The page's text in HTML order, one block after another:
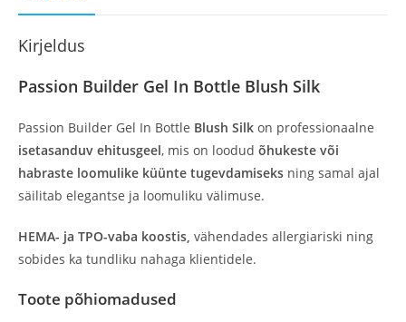
Kirjeldus
Passion Builder Gel In Bottle Blush Silk
Passion Builder Gel In Bottle Blush Silk on professionaalne
isetasanduv ehitusgeel, mis on loodud õhukeste või
habraste loomulike küünte tugevdamiseks ning samal ajal
säilitab elegantse ja loomuliku välimuse.
HEMA- ja TPO-vaba koostis, vähendades allergiariski ning
sobides ka tundliku nahaga klientidele.
Toote põhiomadused